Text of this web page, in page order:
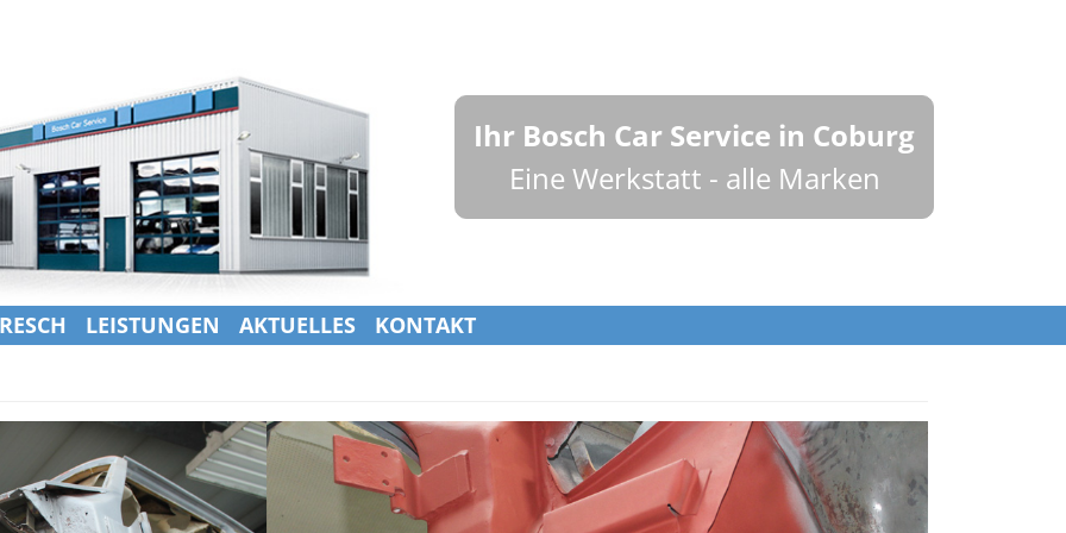
Ihr Bosch Car Service in Coburg
Eine Werkstatt - alle Marken
LEISTUNGEN AKTUELLES KONTAKT